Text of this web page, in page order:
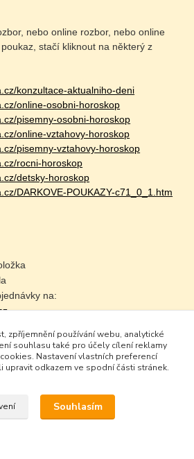
nebo online rozbor, nebo online
stačí kliknout na některý z
konzultace-aktualniho-deni
online-osobni-horoskop
pisemny-osobni-horoskop
online-vztahovy-horoskop
pisemny-vztahovy-horoskop
rocni-horoskop
detsky-horoskop
DARKOVE-POUKAZY-c71_0_1.htm
na:
703
zpříjemnění používání webu, analytické
souhlasu také pro účely cílení reklamy
Nastavení vlastních preferencí
upravit odkazem ve spodní části stránek.
Souhlasím